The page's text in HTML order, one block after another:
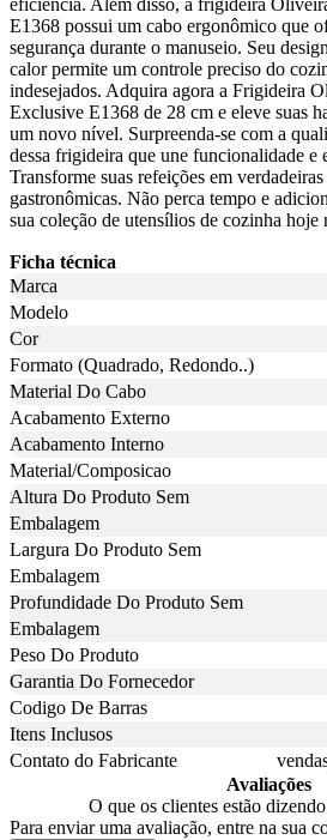
eficiência. Além disso, a frigideira
E1368 possui um cabo ergonômico que
segurança durante o manuseio. Seu
calor permite um controle preciso do
indesejados. Adquira agora a Frigideira
Exclusive E1368 de 28 cm e eleve suas
um novo nível. Surpreenda-se com a
dessa frigideira que une funcionalidade e
Transforme suas refeições em
gastronômicas. Não perca tempo e
sua coleção de utensílios de cozinha hoje
Ficha técnica
Marca
Modelo
Cor
Formato (Quadrado, Redondo..)
Material Do Cabo
Acabamento Externo
Acabamento Interno
Material/Composicao
Altura Do Produto Sem
Embalagem
Largura Do Produto Sem
Embalagem
Profundidade Do Produto Sem
Embalagem
Peso Do Produto
Garantia Do Fornecedor
Codigo De Barras
Itens Inclusos
Contato do Fabricante
Avaliações
O que os clientes estão
Para enviar uma avaliação, entre na sua